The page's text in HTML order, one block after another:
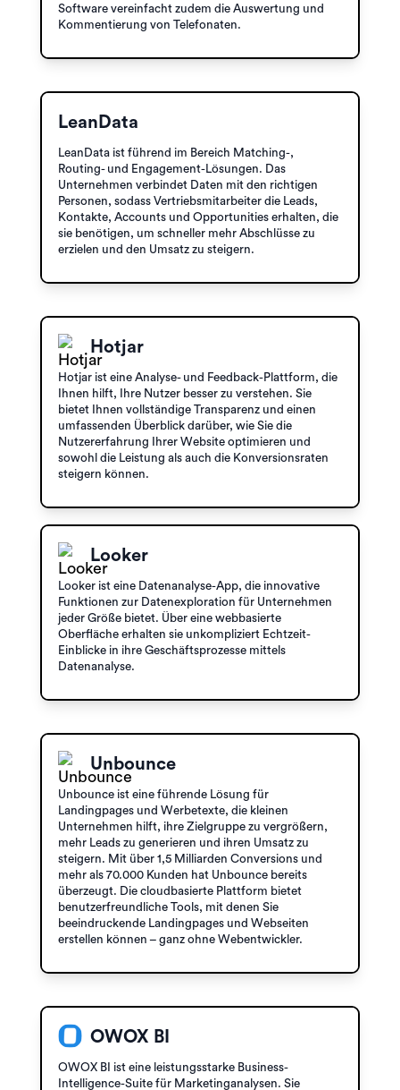
Software vereinfacht zudem die Auswertung und
Kommentierung von Telefonaten.
LeanData
LeanData ist führend im Bereich Matching-,
Routing- und Engagement-Lösungen. Das
Unternehmen verbindet Daten mit den richtigen
Personen, sodass Vertriebsmitarbeiter die Leads,
Kontakte, Accounts und Opportunities erhalten, die
sie benötigen, um schneller mehr Abschlüsse zu
erzielen und den Umsatz zu steigern.
Hotjar
Hotjar ist eine Analyse- und Feedback-Plattform, die
Ihnen hilft, Ihre Nutzer besser zu verstehen. Sie
bietet Ihnen vollständige Transparenz und einen
umfassenden Überblick darüber, wie Sie die
Nutzererfahrung Ihrer Website optimieren und
sowohl die Leistung als auch die Konversionsraten
steigern können.
Looker
Looker ist eine Datenanalyse-App, die innovative
Funktionen zur Datenexploration für Unternehmen
jeder Größe bietet. Über eine webbasierte
Oberfläche erhalten sie unkompliziert Echtzeit-
Einblicke in ihre Geschäftsprozesse mittels
Datenanalyse.
Unbounce
Unbounce ist eine führende Lösung für
Landingpages und Werbetexte, die kleinen
Unternehmen hilft, ihre Zielgruppe zu vergrößern,
mehr Leads zu generieren und ihren Umsatz zu
steigern. Mit über 1,5 Milliarden Conversions und
mehr als 70.000 Kunden hat Unbounce bereits
überzeugt. Die cloudbasierte Plattform bietet
benutzerfreundliche Tools, mit denen Sie
beeindruckende Landingpages und Webseiten
erstellen können – ganz ohne Webentwickler.
OWOX BI
OWOX BI ist eine leistungsstarke Business-
Intelligence-Suite für Marketinganalysen. Sie